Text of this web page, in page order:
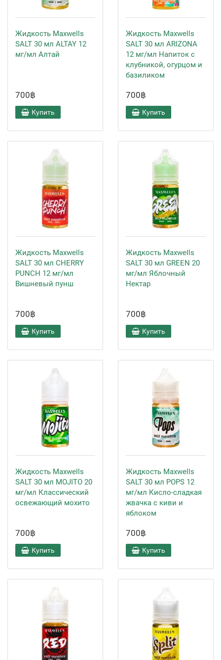
Жидкость Maxwells
SALT 30 мл ALTAY 12
мг/мл Алтай
700฿
Купить
Жидкость Maxwells
SALT 30 мл ARIZONA
12 мг/мл Напиток с
клубникой, огурцом и
базиликом
700฿
Купить
Жидкость Maxwells
SALT 30 мл CHERRY
PUNCH 12 мг/мл
Вишневый пунш
700฿
Купить
Жидкость Maxwells
SALT 30 мл GREEN 20
мг/мл Яблочный
Нектар
700฿
Купить
Жидкость Maxwells
SALT 30 мл MOJITO 20
мг/мл Классический
освежающий мохито
700฿
Купить
Жидкость Maxwells
SALT 30 мл POPS 12
мг/мл Кисло-сладкая
жвачка с киви и
яблоком
700฿
Купить